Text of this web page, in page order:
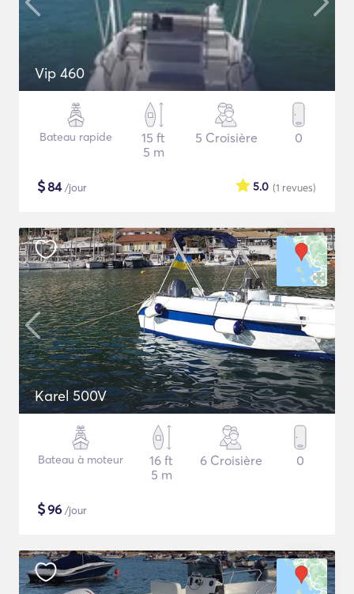
Vip 460
Bateau rapide
15 ft
5 m
5 Croisière 0
$84/jour (1 revues)
5.0
Karel 500V
Bateau à moteur
16 ft
5 m
6 Croisière 0
$96 /jour